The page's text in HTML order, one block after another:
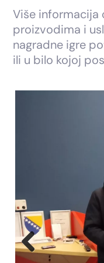
Više informacija
proizvodima i
nagradne igre
ili u bilo kojoj